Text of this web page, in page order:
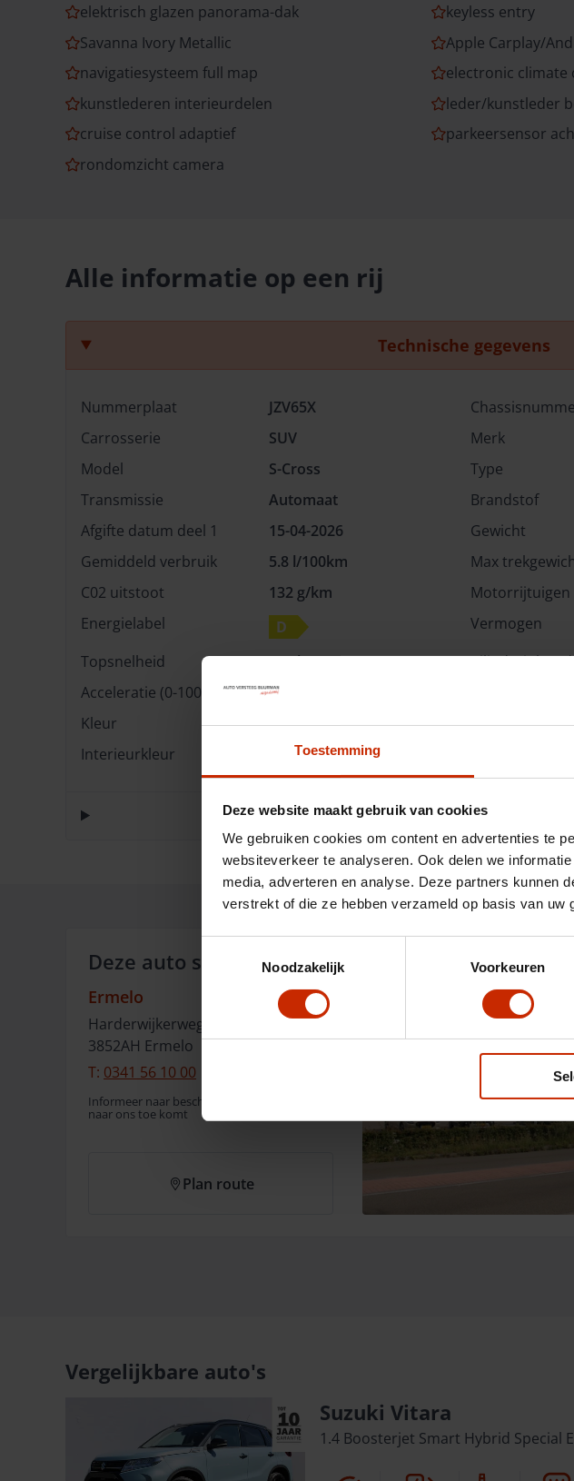
Toestemming
Deze website maakt gebruik van cookies
We gebruiken cookies om content en advertenties te
websiteverkeer te analyseren. Ook delen we
media, adverteren en analyse. Deze partners kunnen
verstrekt of die ze hebben verzameld op basis van uw
Noodzakelijk
Voorkeuren
elektrisch glazen panorama-dak keyless entry
Savanna Ivory Metallic
Apple Carplay/
navigatiesysteem full map
electronic climate
kunstlederen interieurdelen
leder/kunstleder
cruise control adaptief
parkeersensor
rondomzicht camera
Alle informatie op een rij
Technische gegevens
Nummerplaat JZV65X
Carrosserie
SUV Merk
Model
S-Cross Type
Transmissie
Automaat Brandstof
Afgifte datum deel 1
15-04-2026 Gewicht
Gemiddeld verbruik
5.8 l/100km Max
C02 uitstoot
132 g/km Motorrijtuigen
Energielabel
D Vermogen
Topsnelheid
180 km/u Cilinderinhoud
Acceleratie (0-100km)
10.1 s
Kleur
Savanna ivory Kleur
Interieurkleur
Artificial leather black
Opties
Deze auto staat in:
Ermelo
Harderwijkerweg
3852AH Ermelo
T: 0341 56 10 00
Informeer naar beschikbaarheid voordat u
naar ons toe komt
Plan route
Vergelijkbare auto's
Suzuki Vitara
1.4 Boosterjet Smart Hybrid Special